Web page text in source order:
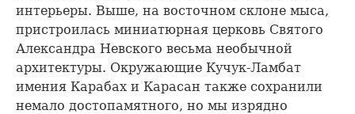
интерьеры. Выше, на восточном склоне мыса,
пристроилась миниатюрная церковь Святого
Александра Невского весьма необычной
архитектуры. Окружающие Кучук-Ламбат
имения Карабах и Карасан также сохранили
немало достопамятного, но мы изрядно